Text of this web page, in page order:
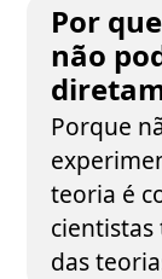
Por
não
Porque
teoria é
das